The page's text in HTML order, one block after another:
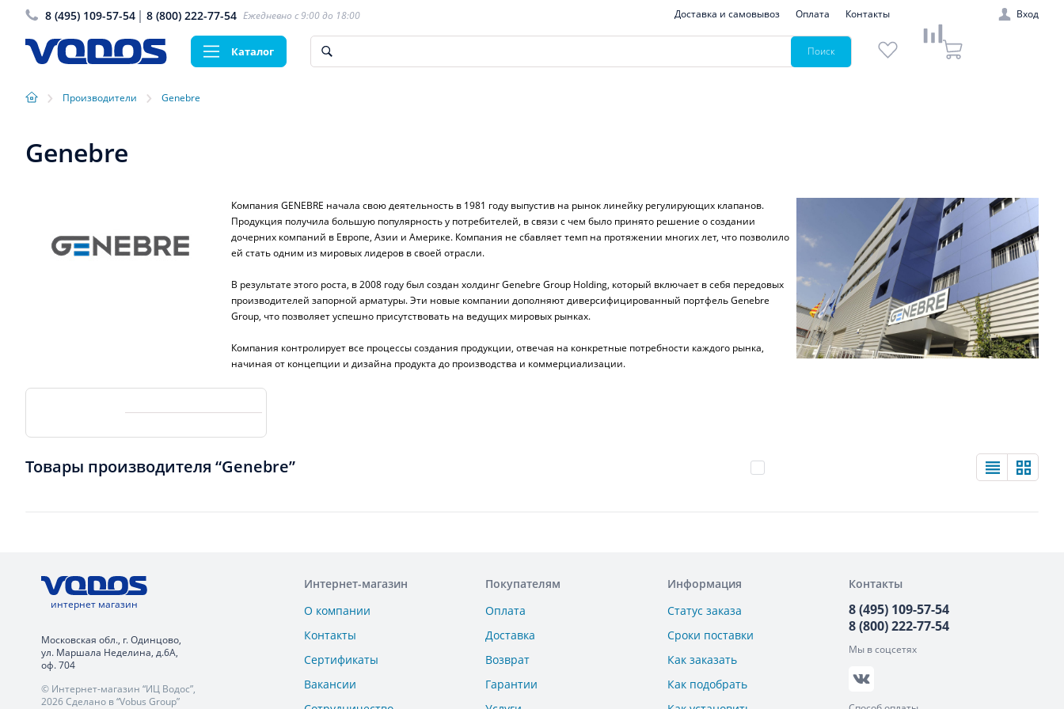
8 (495) 109-57-54 8 (800) 222-77-54 Ежедневно с 9:00 до 18:00 Доставка и самовывоз Оплата Контакты Вход
Каталог Поиск
› Производители › Genebre
Genebre
Компания GENEBRE начала свою деятельность в 1981 году выпустив на рынок линейку регулирующих клапанов.
Продукция получила большую популярность у потребителей, в связи с чем было принято решение о создании
дочерних компаний в Европе, Азии и Америке. Компания не сбавляет темп на протяжении многих лет, что позволило
ей стать одним из мировых лидеров в своей отрасли.
В результате этого роста, в 2008 году был создан холдинг Genebre Group Holding, который включает в себя передовых
производителей запорной арматуры. Эти новые компании дополняют диверсифицированный портфель Genebre
Group, что позволяет успешно присутствовать на ведущих мировых рынках.
Компания контролирует все процессы создания продукции, отвечая на конкретные потребности каждого рынка,
начиная от концепции и дизайна продукта до производства и коммерциализации.
Товары производителя “Genebre”
интернет магазин
Московская обл., г. Одинцово,
ул. Маршала Неделина, д.6А,
оф. 704
© Интернет-магазин “ИЦ Водос”,
2026 Сделано в “Vobus Group”
Интернет-магазин
О компании
Контакты
Сертификаты
Вакансии
Покупателям
Оплата
Доставка
Возврат
Гарантии
Информация
Статус заказа
Сроки поставки
Как заказать
Как подобрать
Контакты
8 (495) 109-57-54
8 (800) 222-77-54
Мы в соцсетях